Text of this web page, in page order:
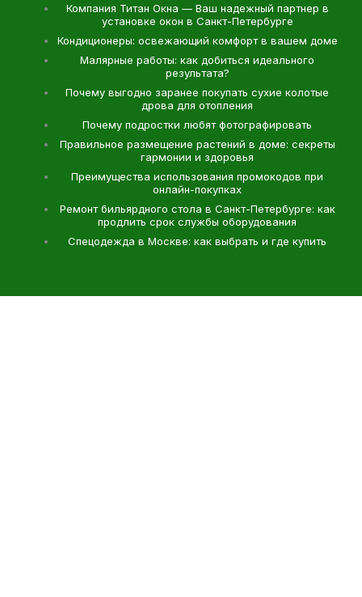
Компания Титан Окна — Ваш надежный партнер в
установке окон в Санкт-Петербурге
Кондиционеры: освежающий комфорт в вашем доме
Малярные работы: как добиться идеального
результата?
Почему выгодно заранее покупать сухие колотые
дрова для отопления
Почему подростки любят фотографировать
Правильное размещение растений в доме: секреты
гармонии и здоровья
Преимущества использования промокодов при
онлайн-покупках
Ремонт бильярдного стола в Санкт-Петербурге: как
продлить срок службы оборудования
Спецодежда в Москве: как выбрать и где купить